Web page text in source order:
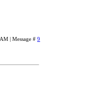
| Message # 9